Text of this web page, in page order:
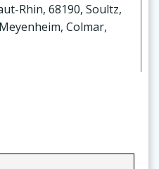
Rhin, 68190, Soultz,
Colmar,